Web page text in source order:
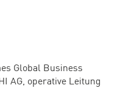
Global Business
AG, operative Leitung